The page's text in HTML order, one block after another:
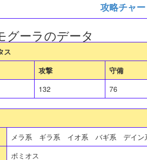
攻略チャ
グーラのデータ
ス
攻撃 守備
132 76
メラ系 ギラ系 イオ系 バギ系 デイ
ボミオス